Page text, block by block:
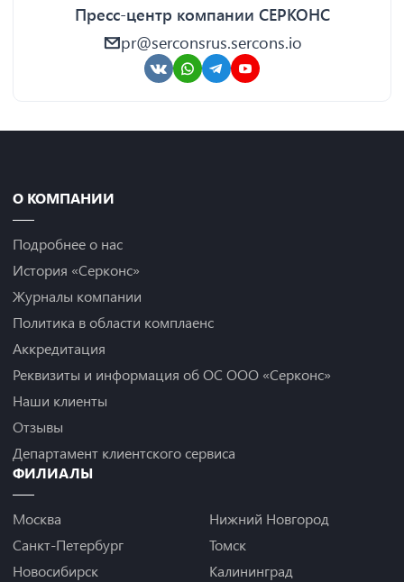
Пресс-центр компании СЕРКОНС
pr@serconsrus.sercons.io
О КОМПАНИИ
Подробнее о нас
История «Серконс»
Журналы компании
Политика в области комплаенс
Аккредитация
Реквизиты и информация об ОС ООО «Серконс»
Наши клиенты
Отзывы
Департамент клиентского сервиса
ФИЛИАЛЫ
Москва
Санкт-Петербург
Новосибирск
Нижний Новгород
Томск
Калининград